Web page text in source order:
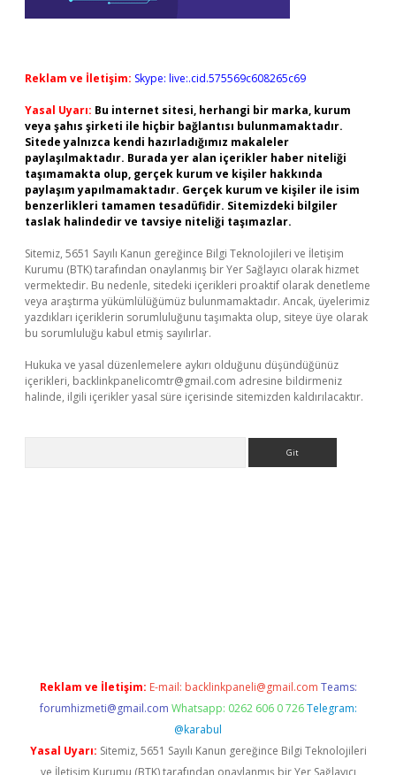
Reklam ve İletişim: Skype: live:.cid.575569c608265c69
Yasal Uyarı: Bu internet sitesi, herhangi bir marka, kurum
veya şahıs şirketi ile hiçbir bağlantısı bulunmamaktadır.
Sitede yalnızca kendi hazırladığımız makaleler
paylaşılmaktadır. Burada yer alan içerikler haber niteliği
taşımamakta olup, gerçek kurum ve kişiler hakkında
paylaşım yapılmamaktadır. Gerçek kurum ve kişiler ile isim
benzerlikleri tamamen tesadüfidir. Sitemizdeki bilgiler
taslak halindedir ve tavsiye niteliği taşımazlar.
Sitemiz, 5651 Sayılı Kanun gereğince Bilgi Teknolojileri ve İletişim
Kurumu (BTK) tarafından onaylanmış bir Yer Sağlayıcı olarak hizmet
vermektedir. Bu nedenle, sitedeki içerikleri proaktif olarak denetleme
veya araştırma yükümlülüğümüz bulunmamaktadır. Ancak, üyelerimiz
yazdıkları içeriklerin sorumluluğunu taşımakta olup, siteye üye olarak
bu sorumluluğu kabul etmiş sayılırlar.
Hukuka ve yasal düzenlemelere aykırı olduğunu düşündüğünüz
içerikleri, backlinkpanelicomtr@gmail.com adresine bildirmeniz
halinde, ilgili içerikler yasal süre içerisinde sitemizden kaldırılacaktır.
Reklam ve İletişim: E-mail: backlinkpaneli@gmail.com Teams:
forumhizmeti@gmail.com Whatsapp: 0262 606 0 726 Telegram:
@karabul
Yasal Uyarı: Sitemiz, 5651 Sayılı Kanun gereğince Bilgi Teknolojileri
ve İletişim Kurumu (BTK) tarafından onaylanmış bir Yer Sağlayıcı